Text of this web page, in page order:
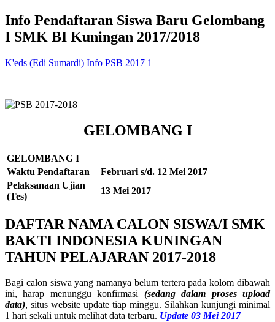
Info Pendaftaran Siswa Baru Gelombang
I SMK BI Kuningan 2017/2018
K'eds (Edi Sumardi) Info PSB 2017 1
GELOMBANG I
GELOMBANG I
Waktu Pendaftaran
Februari s/d. 12 Mei 2017
Pelaksanaan Ujian
(Tes)
13 Mei 2017
DAFTAR NAMA CALON SISWA/I SMK
BAKTI INDONESIA KUNINGAN
TAHUN PELAJARAN 2017-2018
Bagi calon siswa yang namanya belum tertera pada kolom dibawah
ini, harap menunggu konfirmasi (sedang dalam proses upload
data), situs website update tiap minggu. Silahkan kunjungi minimal
1 hari sekali untuk melihat data terbaru. Update 03 Mei 2017